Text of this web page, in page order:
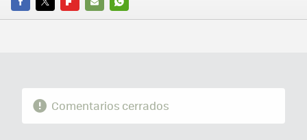
FACEBOOK
TWITTERFLIPBOARD
E-
WHATSAPP
Comentarios cerrados